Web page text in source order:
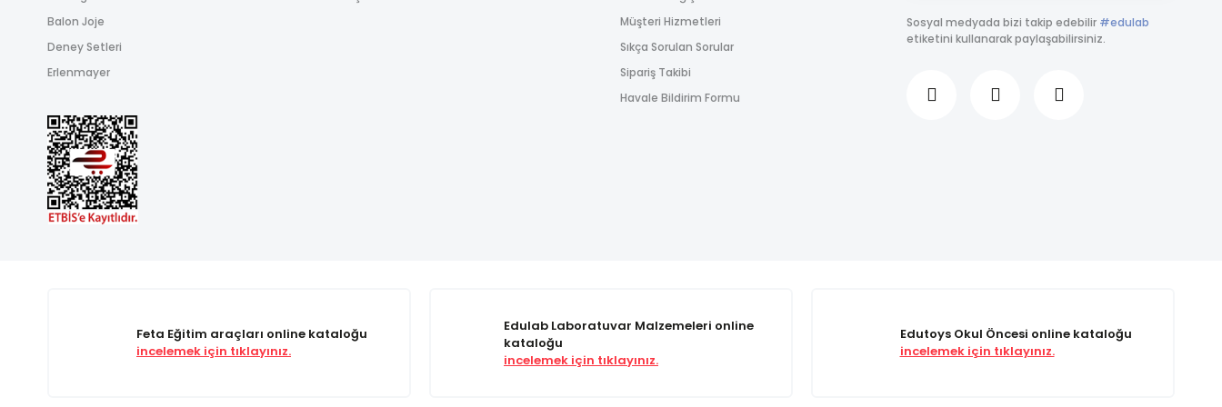
Balon Joje
Deney Setleri
Erlenmayer
Müşteri Hizmetleri
Sıkça Sorulan Sorular
Sipariş Takibi
Havale Bildirim Formu
Sosyal medyada bizi takip edebilir #edulab
etiketini kullanarak paylaşabilirsiniz.
Feta Eğitim araçları online kataloğu
incelemek için tıklayınız.
Edulab Laboratuvar Malzemeleri online
kataloğu
incelemek için tıklayınız.
Edutoys Okul Öncesi online kataloğu
incelemek için tıklayınız.